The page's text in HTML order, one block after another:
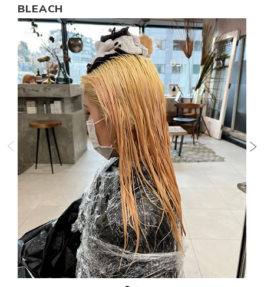
BLEACH